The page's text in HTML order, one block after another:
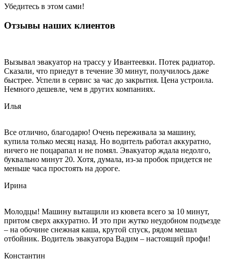
Убедитесь в этом сами!
Отзывы наших клиентов
Вызывал эвакуатор на трассу у Ивантеевки. Потек радиатор.
Сказали, что приедут в течение 30 минут, получилось даже
быстрее. Успели в сервис за час до закрытия. Цена устроила.
Немного дешевле, чем в других компаниях.
Илья
Все отлично, благодарю! Очень переживала за машину,
купила только месяц назад. Но водитель работал аккуратно,
ничего не поцарапал и не помял. Эвакуатор ждала недолго,
буквально минут 20. Хотя, думала, из-за пробок придется не
меньше часа простоять на дороге.
Ирина
Молодцы! Машину вытащили из кювета всего за 10 минут,
притом сверх аккуратно. И это при жутко неудобном подъезде
– на обочине снежная каша, крутой спуск, рядом мешал
отбойник. Водитель эвакуатора Вадим – настоящий профи!
Константин